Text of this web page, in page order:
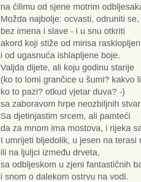
na ćilimu od sjene motrim
Možda najbolje: ocvasti, odruniti
bez imena i slave - i u snu otkriti
akord koji stiže od mirisa
i od ugasnuća ishlapljene boje.
Valjda dijete, ali koju godinu starije
(ko to lomi grančice u šumi? kakvo
ko to pazi? otkud vjetar duva? -)
sa zaboravom hrpe neozbiljnih
Sa djetinjastim srcem, ali pamteći
da za mnom ima mostova, i rijeka
I umrijeti bljedolik, u jesen na terasi
ili na ljuljci između drveta,
sa odbljeskom u zjeni fantastičnih
i snom o dalekom ostrvu na vodi.